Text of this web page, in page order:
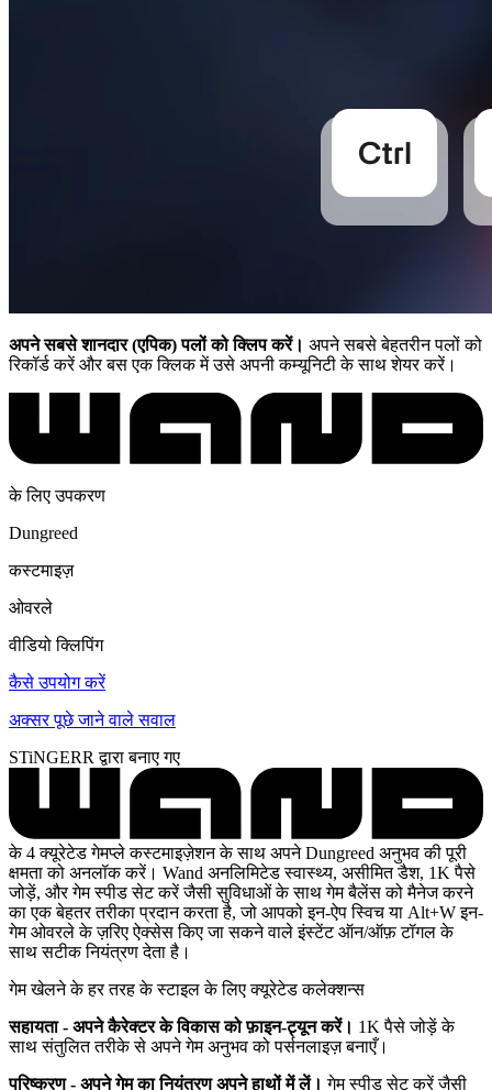
अपने सबसे शानदार (एपिक) पलों को क्लिप करें। अपने सबसे बेहतरीन पलों को
रिकॉर्ड करें और बस एक क्लिक में उसे अपनी कम्यूनिटी के साथ शेयर करें।
के लिए उपकरण
Dungreed
कस्टमाइज़
ओवरले
वीडियो क्लिपिंग
कैसे उपयोग करें
अक्सर पूछे जाने वाले सवाल
STiNGERR द्वारा बनाए गए
के 4 क्यूरेटेड गेमप्ले कस्टमाइज़ेशन के साथ अपने Dungreed अनुभव की पूरी
क्षमता को अनलॉक करें। Wand अनलिमिटेड स्वास्थ्य, असीमित डैश, 1K पैसे
जोड़ें, और गेम स्पीड सेट करें जैसी सुविधाओं के साथ गेम बैलेंस को मैनेज करने
का एक बेहतर तरीका प्रदान करता है, जो आपको इन-ऐप स्विच या Alt+W इन-
गेम ओवरले के ज़रिए ऐक्सेस किए जा सकने वाले इंस्टेंट ऑन/ऑफ़ टॉगल के
साथ सटीक नियंत्रण देता है।
गेम खेलने के हर तरह के स्टाइल के लिए क्यूरेटेड कलेक्शन्स
सहायता - अपने कैरेक्टर के विकास को फ़ाइन-ट्यून करें। 1K पैसे जोड़ें के
साथ संतुलित तरीके से अपने गेम अनुभव को पर्सनलाइज़ बनाएँ।
परिष्करण - अपने गेम का नियंत्रण अपने हाथों में लें। गेम स्पीड सेट करें जैसी